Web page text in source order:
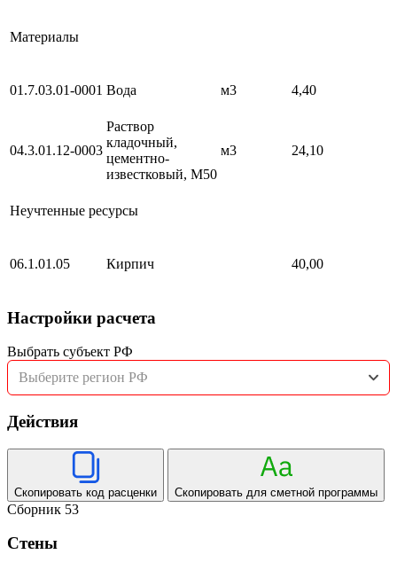
Материалы
01.7.03.01-0001 Вода м3 4,40
04.3.01.12-0003
Раствор
кладочный,
цементно-
известковый, М50
м3 24,10
Неучтенные ресурсы
06.1.01.05 Кирпич 40,00
Настройки расчета
Выбрать субъект РФ
Выберите регион РФ
Действия
Скопировать код расценки Скопировать для сметной программы
Сборник 53
Стены